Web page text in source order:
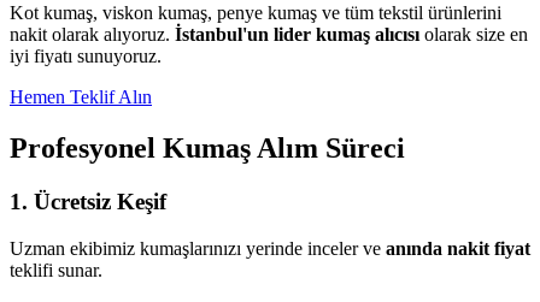
Kot kumaş, viskon kumaş, penye kumaş ve tüm tekstil ürünlerini
nakit olarak alıyoruz. İstanbul'un lider kumaş alıcısı olarak size en
iyi fiyatı sunuyoruz.
Hemen Teklif Alın
Profesyonel Kumaş Alım Süreci
1. Ücretsiz Keşif
Uzman ekibimiz kumaşlarınızı yerinde inceler ve anında nakit fiyat
teklifi sunar.